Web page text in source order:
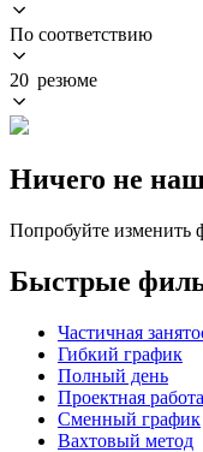
По соответствию
20 резюме
Ничего не
Попробуйте изменить
Быстрые
Частичная
Гибкий график
Полный день
Проектная работа
Сменный график
Вахтовый метод